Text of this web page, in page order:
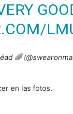
🌈
en las fotos.